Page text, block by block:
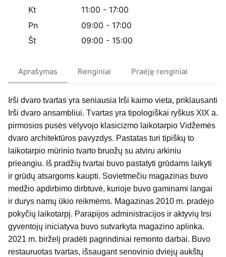
Kt
11:00 - 17:00
Pn
09:00 - 17:00
Št
09:00 - 15:00
Aprašymas Renginiai Praėję renginiai
Irši dvaro tvartas yra seniausia Irši kaimo vieta, priklausanti
Irši dvaro ansambliui. Tvartas yra tipologiškai ryškus XIX a.
pirmosios pusės vėlyvojo klasicizmo laikotarpio Vidžemės
dvaro architektūros pavyzdys. Pastatas turi tipiškų to
laikotarpio mūrinio tvarto bruožų su atviru arkiniu
prieangiu. Iš pradžių tvartai buvo pastatyti grūdams laikyti
ir grūdų atsargoms kaupti. Sovietmečiu magazinas buvo
medžio apdirbimo dirbtuvė, kurioje buvo gaminami langai
ir durys namų ūkio reikmėms. Magazinas 2010 m. pradėjo
pokyčių laikotarpį. Parapijos administracijos ir aktyvių Irsi
gyventojų iniciatyva buvo sutvarkyta magazino aplinka.
2021 m. birželį pradėti pagrindiniai remonto darbai. Buvo
restauruotas tvartas, išsaugant senovinio dviejų aukštų